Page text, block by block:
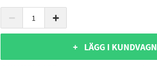
− +
+ LÄGG I KUNDVAGN